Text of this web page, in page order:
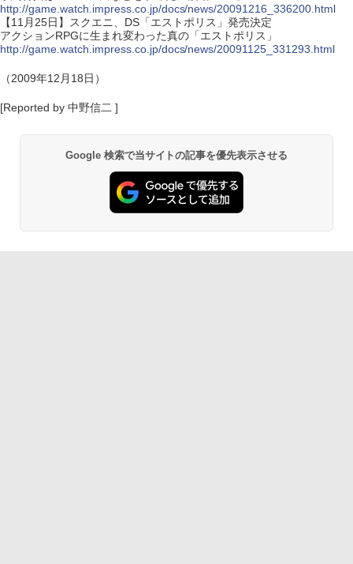
http://game.watch.impress.co.jp/docs/news/20091216_336200.html
【11月25日】スクエニ、DS「エストポリス」発売決定
アクションRPGに生まれ変わった真の「エストポリス」
http://game.watch.impress.co.jp/docs/news/20091125_331293.html
（2009年12月18日）
[Reported by 中野信二 ]
Google 検索で当サイトの記事を優先表示させる